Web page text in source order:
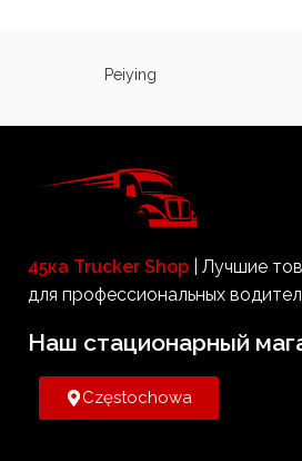
Peiying
45ка Trucker Shop | Лучшие
для профессиональных
Наш стационарный
Częstochowa